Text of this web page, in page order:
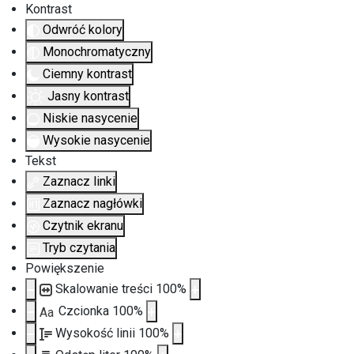
Kontrast
Odwróć kolory
Monochromatyczny
Ciemny kontrast
Jasny kontrast
Niskie nasycenie
Wysokie nasycenie
Tekst
Zaznacz linki
Zaznacz nagłówki
Czytnik ekranu
Tryb czytania
Powiększenie
Skalowanie treści 100%
Aa Czcionka 100%
Wysokość linii 100%